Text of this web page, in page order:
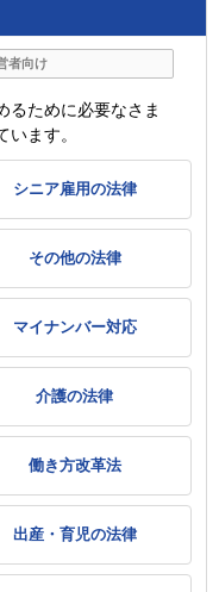
者向け
るために必要なさま
ます。
シニア雇用の法律
その他の法律
マイナンバー対応
介護の法律
働き方改革法
出産・育児の法律